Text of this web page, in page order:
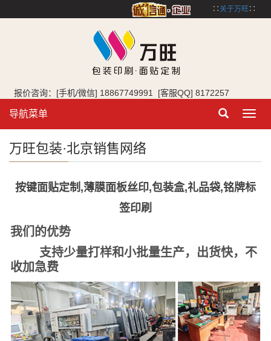
∷ 关于万旺∷
报价咨询：[手机/微信] 18867749991 [客服QQ] 8172257
导航菜单
万旺包装·北京销售网络
按键面贴定制,薄膜面板丝印,包装盒,礼品袋,铭牌标
签印刷
我们的优势
支持少量打样和小批量生产，出货快，不
收加急费